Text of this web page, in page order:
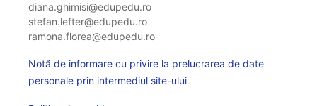
diana.ghimisi@edupedu.ro
stefan.lefter@edupedu.ro
ramona.florea@edupedu.ro
Notă de informare cu privire la prelucrarea de date
personale prin intermediul site-ului